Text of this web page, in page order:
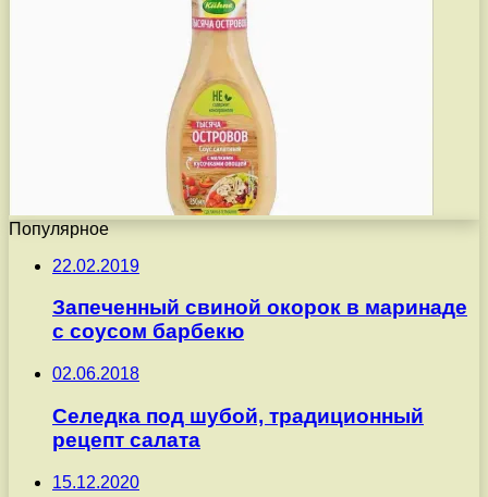
Популярное
22.02.2019
Запеченный свиной окорок в маринаде
с соусом барбекю
02.06.2018
Селедка под шубой, традиционный
рецепт салата
15.12.2020